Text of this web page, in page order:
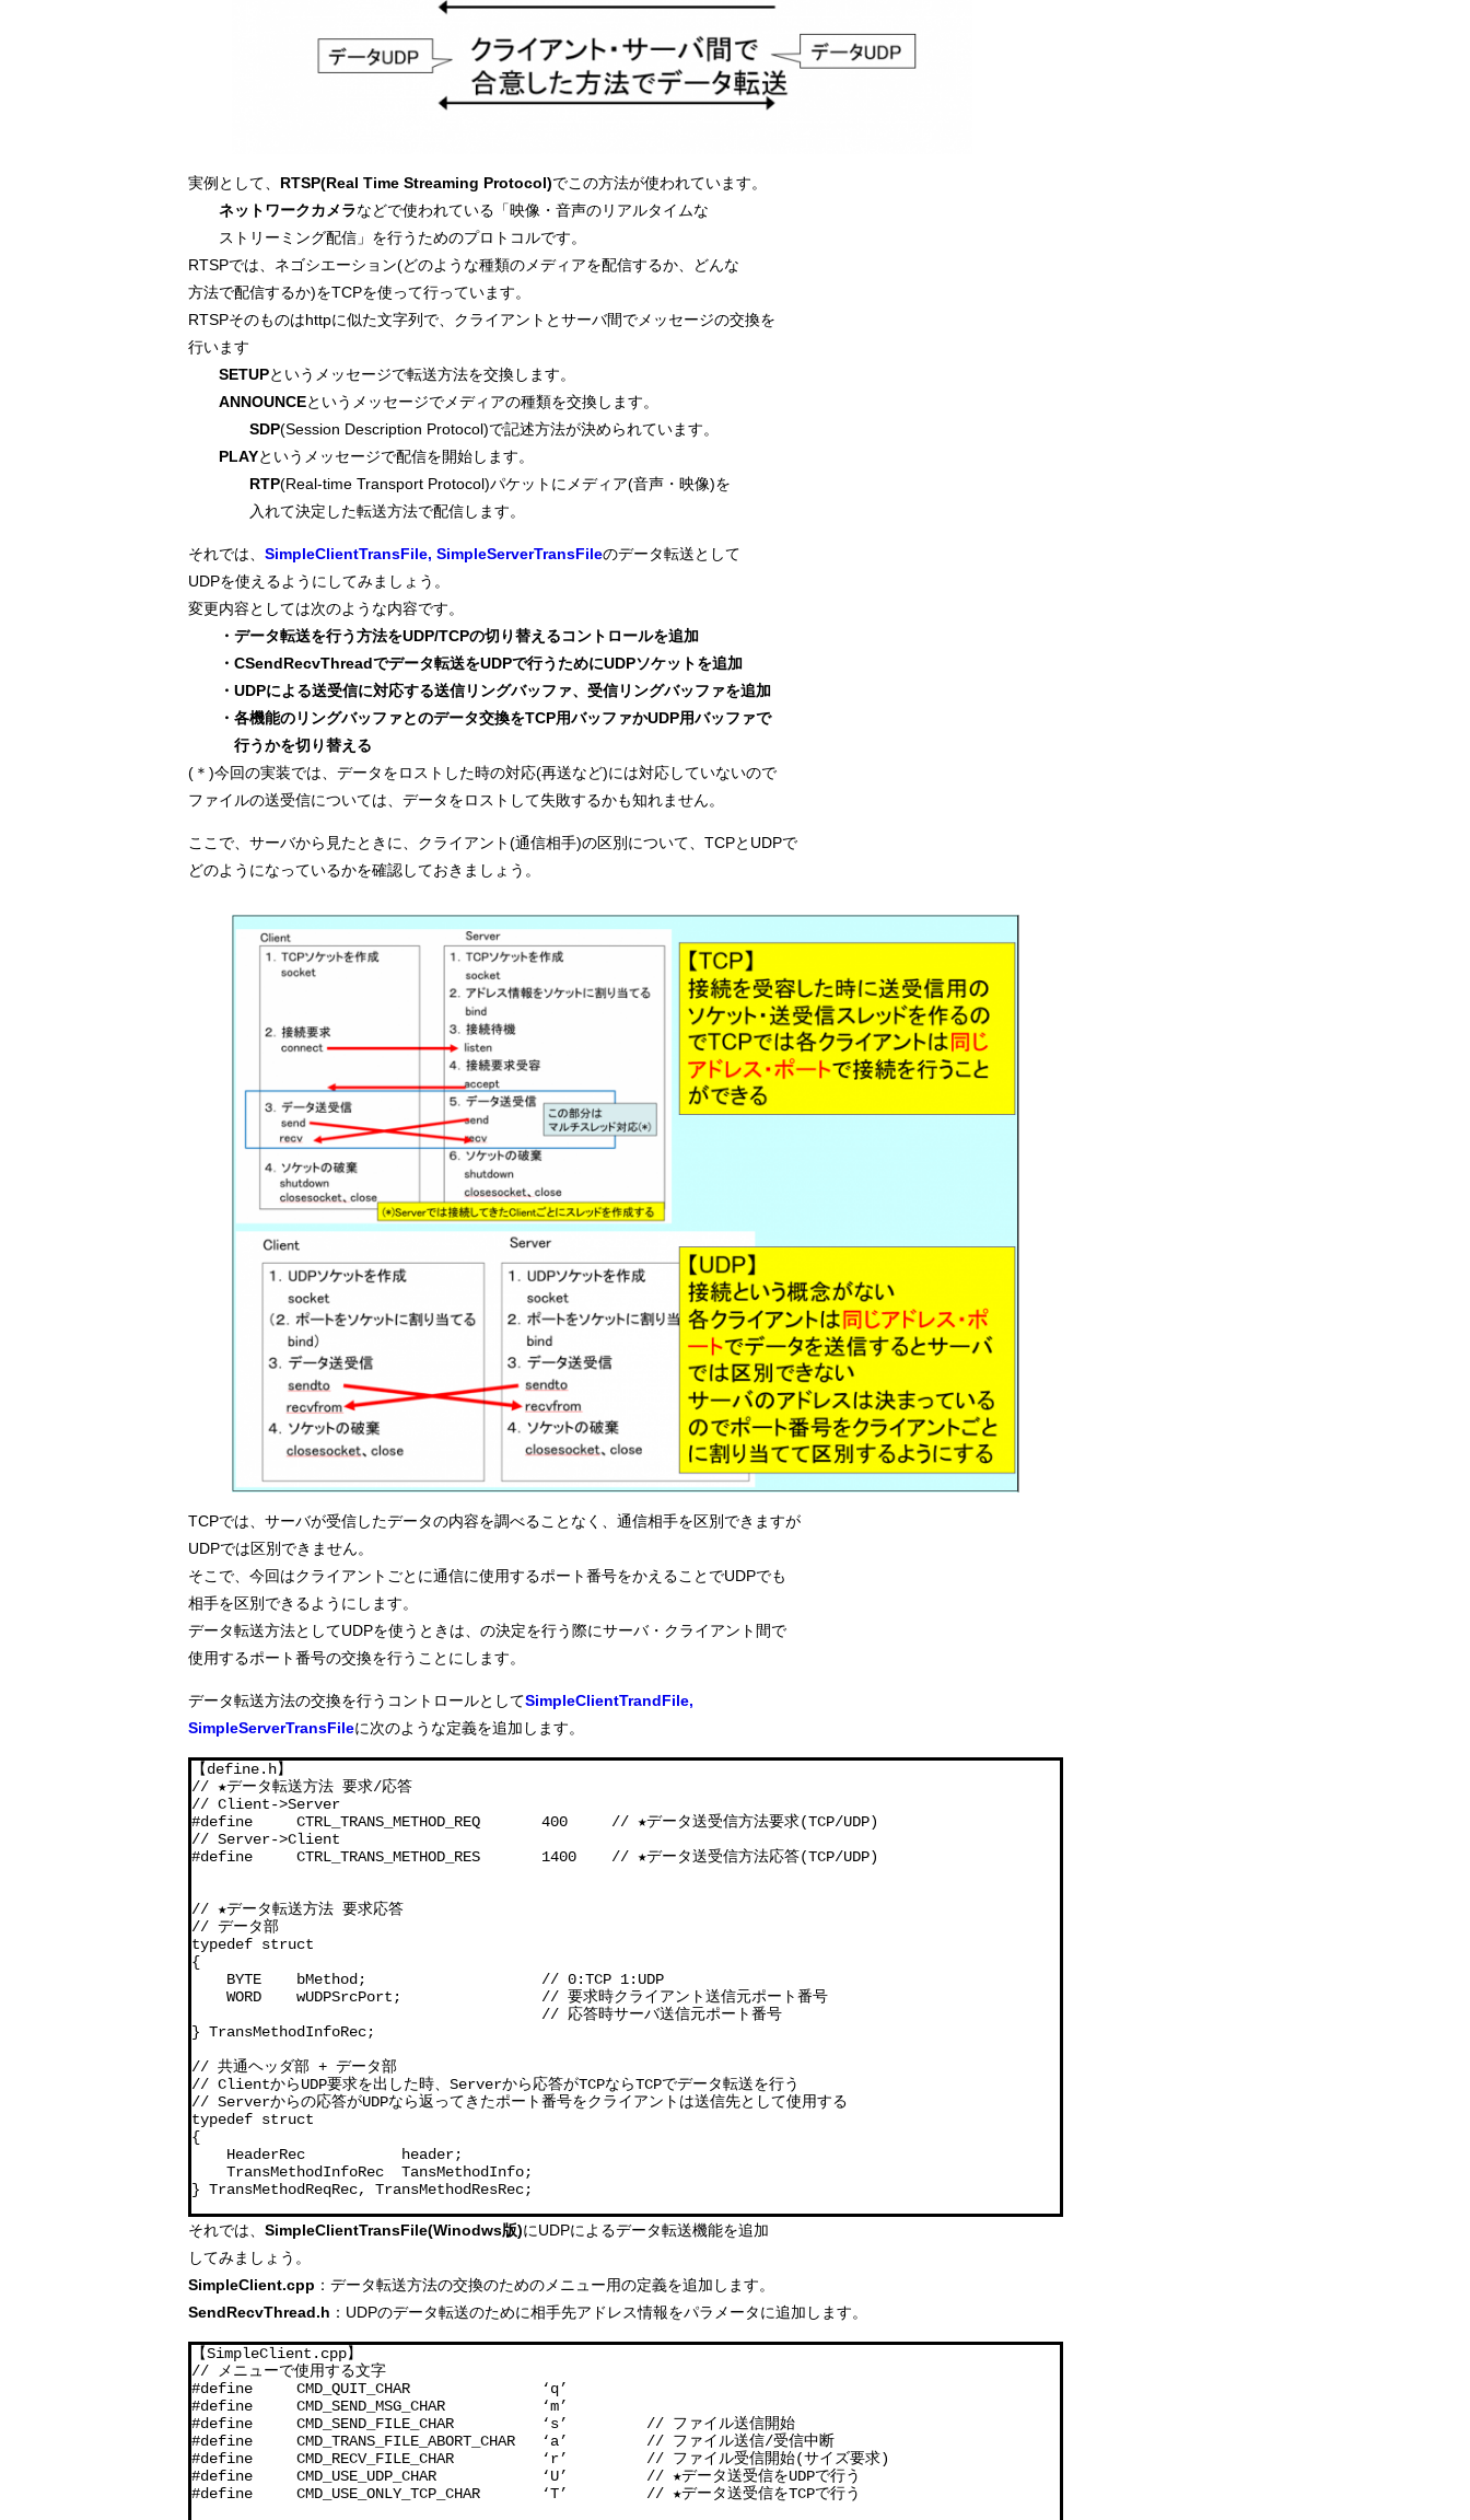
実例として、 RTSP(Real Time Streaming Protocol)でこの方法が使われています。
ネットワークカメラなどで使われている「映像・音声のリアルタイムな
ストリーミング配信」を行うためのプロトコルです。
RTSPでは、ネゴシエーション(どのような種類のメディアを配信するか、どんな
方法で配信するか)をTCPを使って行っています。
RTSPそのものはhttpに似た文字列で、クライアントとサーバ間でメッセージの交換を
行います
SETUPというメッセージで転送方法を交換します。
ANNOUNCEというメッセージでメディアの種類を交換します。
SDP(Session Description Protocol)で記述方法が決められています。
PLAYというメッセージで配信を開始します。
RTP(Real-time Transport Protocol)パケットにメディア(音声・映像)を
入れて決定した転送方法で配信します。
それでは、 SimpleClientTransFile, SimpleServerTransFileのデータ転送として
UDPを使えるようにしてみましょう。
変更内容としては次のような内容です。
・データ転送を行う方法をUDP/TCPの切り替えるコントロールを追加
・CSendRecvThreadでデータ転送をUDPで行うためにUDPソケットを追加
・UDPによる送受信に対応する送信リングバッファ、受信リングバッファを追加
・各機能のリングバッファとのデータ交換をTCP用バッファかUDP用バッファで
行うかを切り替える
(＊)今回の実装では、データをロストした時の対応(再送など)には対応していないので
ファイルの送受信については、データをロストして失敗するかも知れません。
ここで、サーバから見たときに、クライアント(通信相手)の区別について、TCPとUDPで
どのようになっているかを確認しておきましょう。
TCPでは、サーバが受信したデータの内容を調べることなく、通信相手を区別できますが
UDPでは区別できません。
そこで、今回はクライアントごとに通信に使用するポート番号をかえることでUDPでも
相手を区別できるようにします。
データ転送方法としてUDPを使うときは、の決定を行う際にサーバ・クライアント間で
使用するポート番号の交換を行うことにします。
データ転送方法の交換を行うコントロールとしてSimpleClientTrandFile,
SimpleServerTransFileに次のような定義を追加します。
【define.h】
// ★データ転送方法 要求/応答
// Client->Server
#define     CTRL_TRANS_METHOD_REQ       400     // ★データ送受信方法要求(TCP/UDP)
// Server->Client
#define     CTRL_TRANS_METHOD_RES       1400    // ★データ送受信方法応答(TCP/UDP)
// ★データ転送方法 要求応答
// データ部
typedef struct
{
    BYTE    bMethod;                    // 0:TCP 1:UDP
    WORD    wUDPSrcPort;                // 要求時クライアント送信元ポート番号
                                        // 応答時サーバ送信元ポート番号
} TransMethodInfoRec;
// 共通ヘッダ部 + データ部
// ClientからUDP要求を出した時、Serverから応答がTCPならTCPでデータ転送を行う
// Serverからの応答がUDPなら返ってきたポート番号をクライアントは送信先として使用する
typedef struct
{
    HeaderRec           header;
    TransMethodInfoRec  TansMethodInfo;
} TransMethodReqRec, TransMethodResRec;
それでは、 SimpleClientTransFile(Winodws版)にUDPによるデータ転送機能を追加
してみましょう。
SimpleClient.cpp ：データ転送方法の交換のためのメニュー用の定義を追加します。
SendRecvThread.h ：UDPのデータ転送のために相手先アドレス情報をパラメータに追加します。
【SimpleClient.cpp】
// メニューで使用する文字
#define     CMD_QUIT_CHAR               ‘q’
#define     CMD_SEND_MSG_CHAR           ‘m’
#define     CMD_SEND_FILE_CHAR          ‘s’         // ファイル送信開始
#define     CMD_TRANS_FILE_ABORT_CHAR   ‘a’         // ファイル送信/受信中断
#define     CMD_RECV_FILE_CHAR          ‘r’         // ファイル受信開始(サイズ要求)
#define     CMD_USE_UDP_CHAR            ‘U’         // ★データ送受信をUDPで行う
#define     CMD_USE_ONLY_TCP_CHAR       ‘T’         // ★データ送受信をTCPで行う